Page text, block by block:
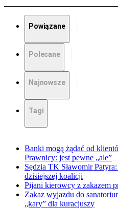
Powiązane
Polecane
Najnowsze
Tagi
Banki mogą żądać od
Prawnicy: jest pewne „ale”
Sędzia TK Sławomir
dzisiejszej koalicji
Pijani kierowcy z zakazem
Zakaz wyjazdu do
„kary” dla kuracjuszy